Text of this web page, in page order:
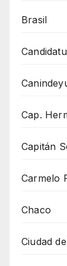
Brasil
Cap.
Capitán
Carmelo
Chaco
Ciudad